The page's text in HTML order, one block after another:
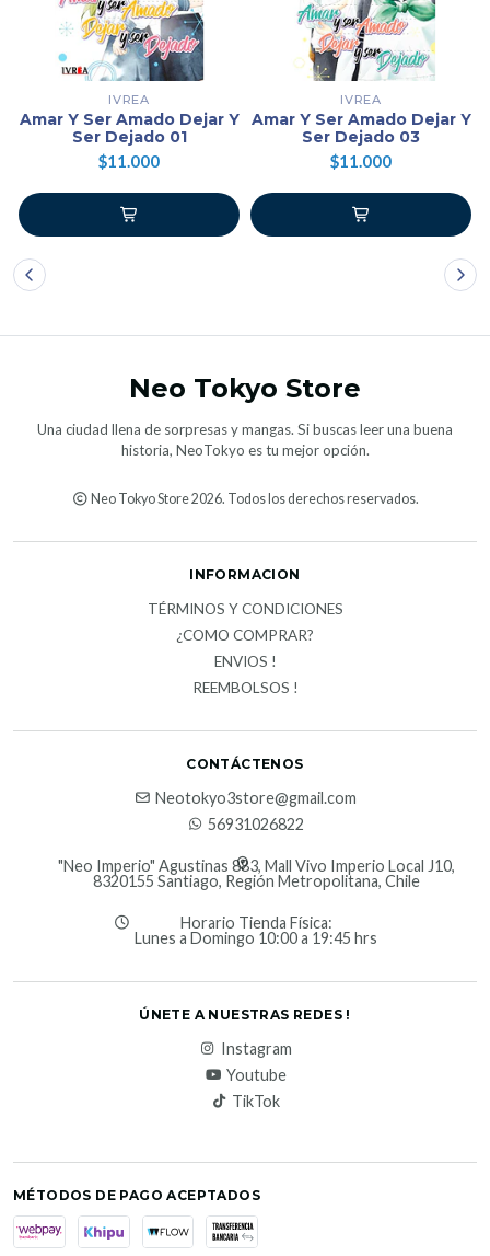
IVREA
Amar Y Ser Amado Dejar Y
Ser Dejado 01
$11.000
IVREA
Amar Y Ser Amado Dejar Y
Ser Dejado 03
$11.000
Neo Tokyo Store
Una ciudad llena de sorpresas y mangas. Si buscas leer una buena
historia, NeoTokyo es tu mejor opción.
Neo Tokyo Store 2026. Todos los derechos reservados.
INFORMACION
TÉRMINOS Y CONDICIONES
¿COMO COMPRAR?
ENVIOS !
REEMBOLSOS !
CONTÁCTENOS
Neotokyo3store@gmail.com
56931026822
"Neo Imperio" Agustinas 883, Mall Vivo Imperio Local J10,
8320155 Santiago, Región Metropolitana, Chile
Horario Tienda Física:
Lunes a Domingo 10:00 a 19:45 hrs
ÚNETE A NUESTRAS REDES !
Instagram
Youtube
TikTok
MÉTODOS DE PAGO ACEPTADOS